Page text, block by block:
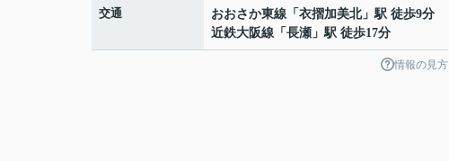
交通 おおさか東線 「 衣摺加美北」駅 徒歩9分
近鉄大阪線 「 長瀬 」駅 徒歩17分
情報の見方